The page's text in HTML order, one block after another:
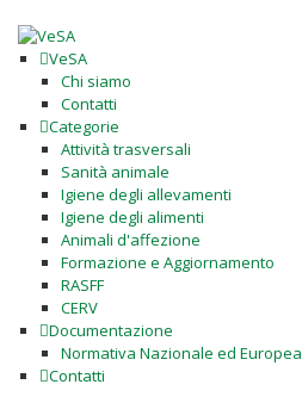
VeSA
Chi siamo
Contatti
Categorie
Attività trasversali
Sanità animale
Igiene degli allevamenti
Igiene degli alimenti
Animali d'affezione
Formazione e Aggiornamento
RASFF
CERV
Documentazione
Normativa Nazionale ed Europea
Contatti